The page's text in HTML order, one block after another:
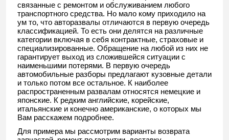
связанные с ремонтом и обслуживанием любого
транспортного средства. Но мало кому приходило на
ум то, что авторазвалы отличаются в первую очередь
классификацией. То есть они делятся на различные
категории включая в себя контрактные, страховые и
специализированные. Обращение на любой из них не
гарантирует выход из сложившейся ситуации с
наименьшими потерями. В первую очередь
автомобильные разборы предлагают кузовные детали
и только потом все остальное. К наиболее
распространенным развалам относятся немецкие и
японские. К редким английские, корейские,
итальянские и конечно американские, о которых мы
Вам расскажем подробнее.
Для примера мы рассмотрим варианты возврата